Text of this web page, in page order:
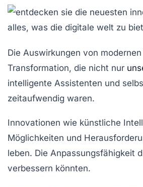
Die Auswirkungen von
Transformation, die nicht nur
intelligente Assistenten und
zeitaufwendig waren.
Innovationen wie künstliche
Möglichkeiten und
leben. Die Anpassungsfähigkeit
verbessern könnten.